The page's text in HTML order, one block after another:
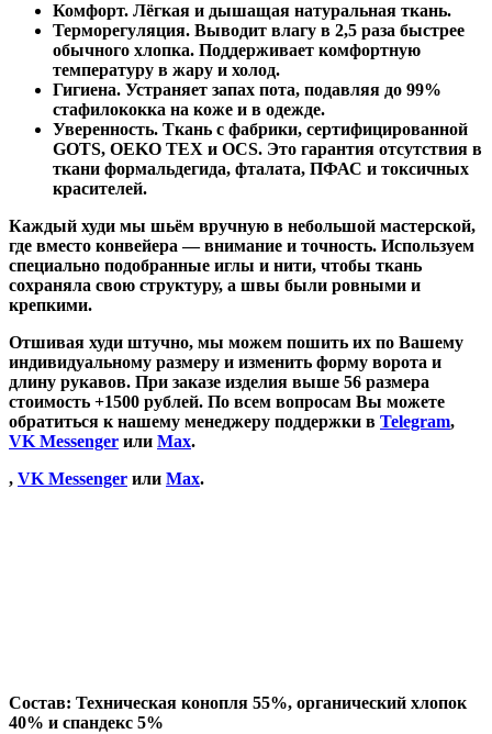
Комфорт. Лёгкая и дышащая натуральная ткань.
Терморегуляция. Выводит влагу в 2,5 раза быстрее
обычного хлопка. Поддерживает комфортную
температуру в жару и холод.
Гигиена. Устраняет запах пота, подавляя до 99%
стафилококка на коже и в одежде.
Уверенность. Ткань с фабрики, сертифицированной
GOTS, OEKO TEX и OCS. Это гарантия отсутствия в
ткани формальдегида, фталата, ПФАС и токсичных
красителей.
Каждый худи мы шьём вручную в небольшой мастерской,
где вместо конвейера — внимание и точность. Используем
специально подобранные иглы и нити, чтобы ткань
сохраняла свою структуру, а швы были ровными и
крепкими.
Отшивая худи штучно, мы можем пошить их по Вашему
индивидуальному размеру и изменить форму ворота и
длину рукавов. При заказе изделия выше 56 размера
стоимость +1500 рублей. По всем вопросам Вы можете
обратиться к нашему менеджеру поддержки в Telegram,
VK Messenger или Max.
, VK Messenger или Max.
Состав: Техническая конопля 55%, органический хлопок
40% и спандекс 5%